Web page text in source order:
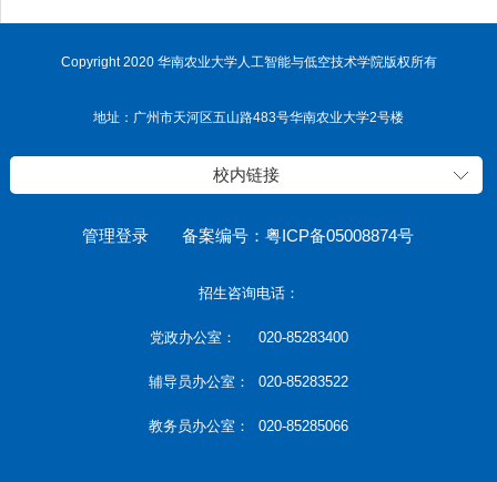
Copyright 2020 华南农业大学人工智能与低空技术学院版权所有
地址：广州市天河区五山路483号华南农业大学2号楼
校内链接
管理登录 备案编号：粤ICP备05008874号
招生咨询电话：
党政办公室： 020-85283400
辅导员办公室： 020-85283522
教务员办公室： 020-85285066